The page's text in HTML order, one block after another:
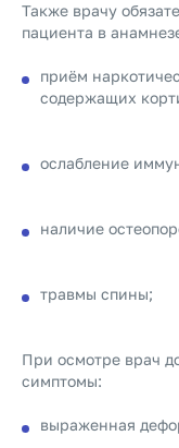
Также врачу
пациента в
приём
содержащих
ослабление
наличие
травмы спины;
При осмотре врач
симптомы:
выраженная